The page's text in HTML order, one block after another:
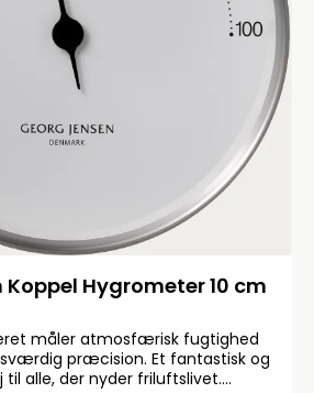
Koppel Hygrometer 10 cm
måler atmosfærisk fugtighed
præcision. Et fantastisk og
alle, der nyder friluftslivet.